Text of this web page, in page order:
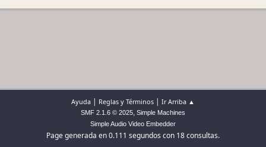
Ayuda | Reglas y Términos | Ir Arriba ▲
SMF 2.1.6 © 2025, Simple Machines
Simple Audio Video Embedder
Page generada en 0.111 segundos con 18 consultas.